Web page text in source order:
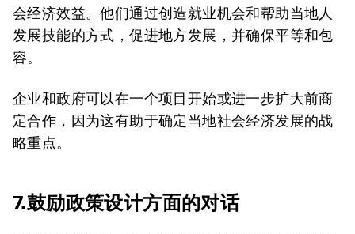
会经济效益。他们通过创造就业机会和帮助当地人
发展技能的方式，促进地方发展，并确保平等和包
容。
企业和政府可以在一个项目开始或进一步扩大前商
定合作，因为这有助于确定当地社会经济发展的战
略重点。
7.鼓励政策设计方面的对话